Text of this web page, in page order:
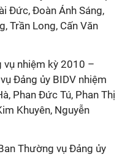
Đức, Đoàn Ánh Sáng,
Trần Long, Cấn Văn
vụ nhiệm kỳ 2010 –
Đảng ủy BIDV nhiệm
Phan Đức Tú, Phan Thị
Khuyên, Nguyễn
Thường vụ Đảng ủy